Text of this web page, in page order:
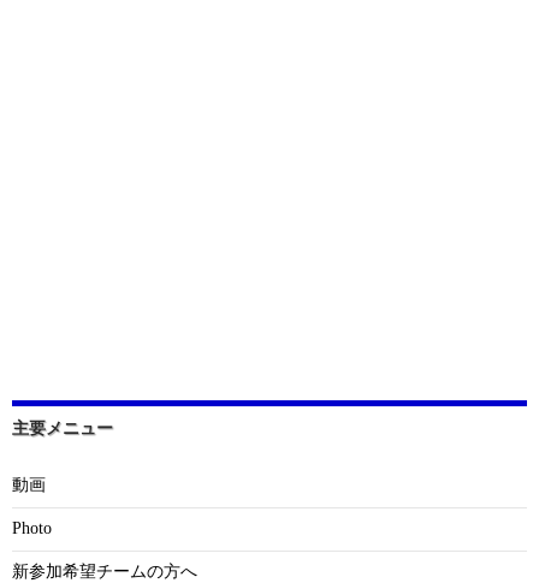
主要メニュー
動画
Photo
新参加希望チームの方へ